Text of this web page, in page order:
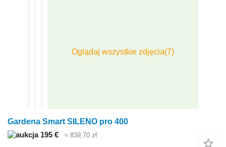
Gardena Smart SILENO pro 400
195 €
≈ 839,70 zł